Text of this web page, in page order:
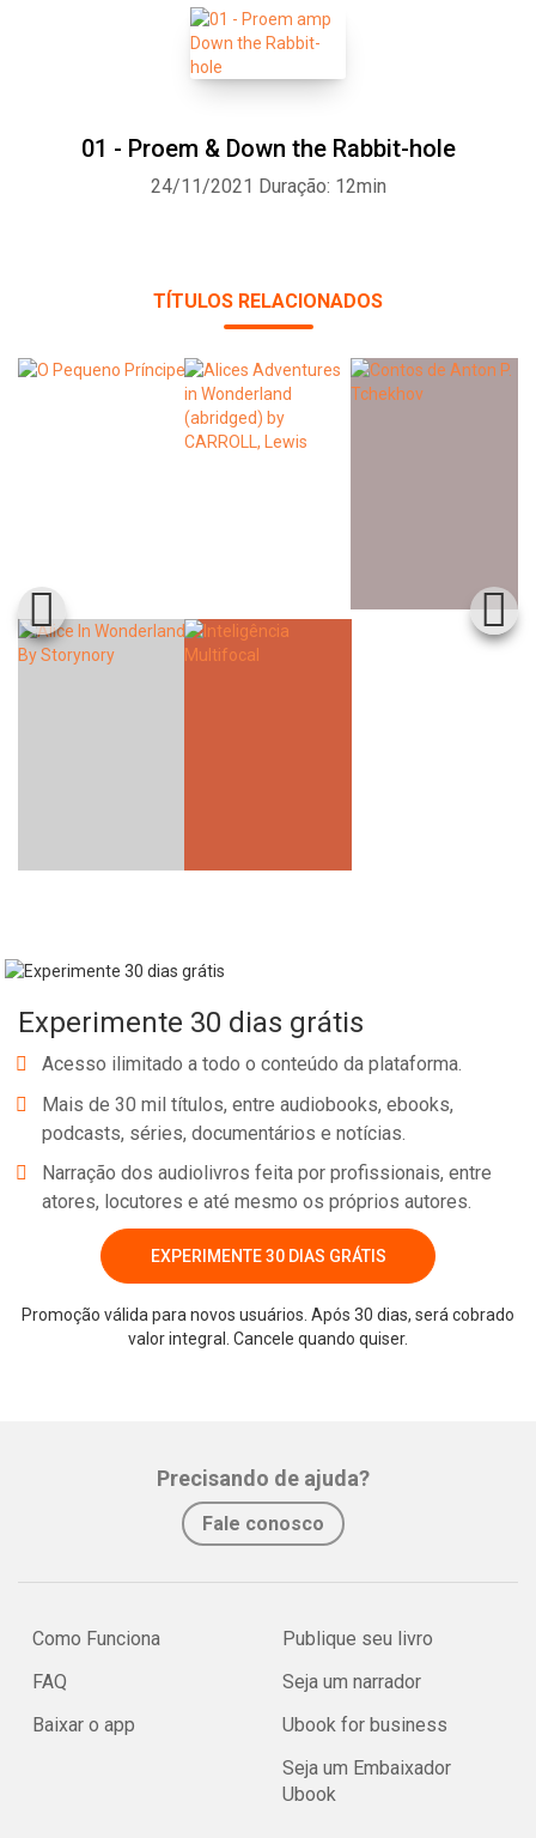
01 - Proem & Down the Rabbit-hole
24/11/2021 Duração: 12min
TÍTULOS RELACIONADOS
Experimente 30 dias grátis
Acesso ilimitado a todo o conteúdo da plataforma.
Mais de 30 mil títulos, entre audiobooks, ebooks,
podcasts, séries, documentários e notícias.
Narração dos audiolivros feita por profissionais, entre
atores, locutores e até mesmo os próprios autores.
EXPERIMENTE 30 DIAS GRÁTIS
Promoção válida para novos usuários. Após 30 dias, será cobrado
valor integral. Cancele quando quiser.
Precisando de ajuda?
Fale conosco
Como Funciona
FAQ
Baixar o app
Publique seu livro
Seja um narrador
Ubook for business
Seja um Embaixador
Ubook